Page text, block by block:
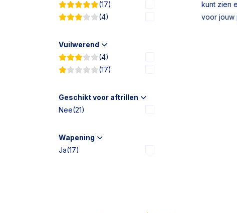
(17)
(4)
Vuilwerend
(4)
(17)
Geschikt voor aftrillen
Nee(21)
Wapening
Ja(17)
kunt zien
voor jouw